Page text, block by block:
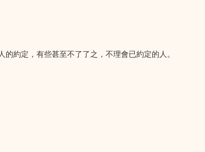
約定，有些甚至不了了之，不理會已約定的人。